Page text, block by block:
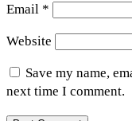
Email *
Website
Save my name,
next time I comment.